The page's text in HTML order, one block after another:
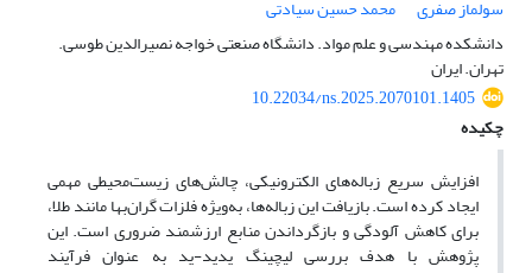
سولماز صفری
محمد حسین سیادتی
دانشکده مهندسی و علم مواد. دانشگاه صنعتی خواجه نصیرالدین طوسی.
تهران. ایران
10.22034/ns.2025.2070101.1405
چکیده
افزایش سریع زباله‌های الکترونیکی، چالش‌های زیست‌محیطی مهمی
ایجاد کرده است. بازیافت این زباله‌ها، به‌ویژه فلزات گران‌بها مانند طلا،
برای کاهش آلودگی و بازگرداندن منابع ارزشمند ضروری است. این
پژوهش با هدف بررسی لیچینگ یدید-ید به عنوان فرآیند